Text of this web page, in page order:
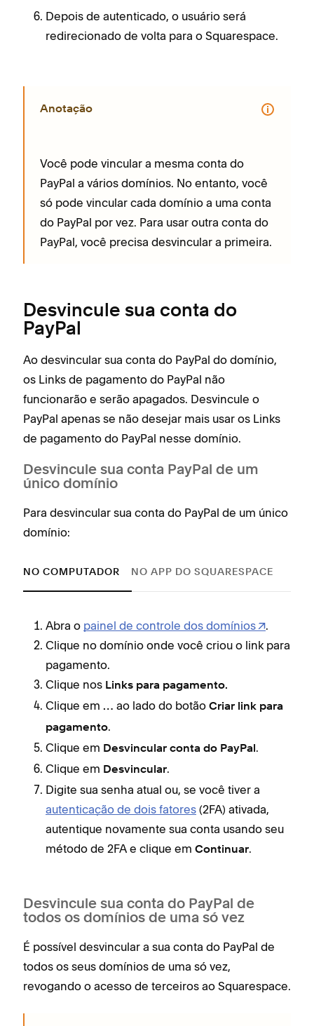
Depois de autenticado, o usuário será
redirecionado de volta para o Squarespace.
Anotação
Você pode vincular a mesma conta do
PayPal a vários domínios. No entanto, você
só pode vincular cada domínio a uma conta
do PayPal por vez. Para usar outra conta do
PayPal, você precisa desvincular a primeira.
Desvincule sua conta do
PayPal
Ao desvincular sua conta do PayPal do domínio,
os Links de pagamento do PayPal não
funcionarão e serão apagados. Desvincule o
PayPal apenas se não desejar mais usar os Links
de pagamento do PayPal nesse domínio.
Desvincule sua conta PayPal de um
único domínio
Para desvincular sua conta do PayPal de um único
domínio:
NO COMPUTADOR NO APP DO SQUARESPACE
Abra o painel de controle dos domínios
.
Clique no domínio onde você criou o link para
pagamento.
Clique nos Links para pagamento.
Clique em … ao lado do botão Criar link para
pagamento.
Clique em Desvincular conta do PayPal .
Clique em Desvincular.
Digite sua senha atual ou, se você tiver a
autenticação de dois fatores (2FA) ativada,
autentique novamente sua conta usando seu
método de 2FA e clique em Continuar.
Desvincule sua conta do PayPal de
todos os domínios de uma só vez
É possível desvincular a sua conta do PayPal de
todos os seus domínios de uma só vez,
revogando o acesso de terceiros ao Squarespace.